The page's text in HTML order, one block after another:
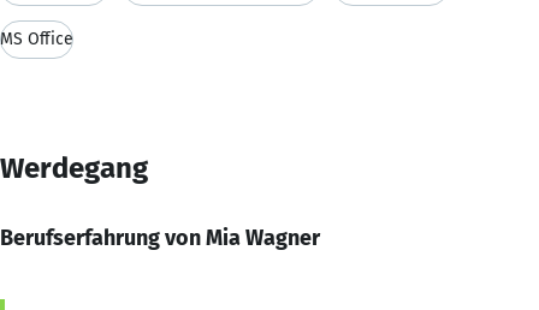
MS Office
Werdegang
Berufserfahrung von Mia Wagner